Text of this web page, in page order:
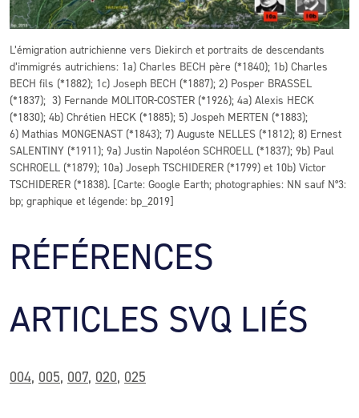
L’émigration autrichienne vers Diekirch et portraits de descendants
d’immigrés autrichiens: 1a) Charles BECH père (*1840); 1b) Charles
BECH fils (*1882); 1c) Joseph BECH (*1887); 2) Posper BRASSEL
(*1837); 3) Fernande MOLITOR-COSTER (*1926); 4a) Alexis HECK
(*1830); 4b) Chrétien HECK (*1885); 5) Jospeh MERTEN (*1883);
6) Mathias MONGENAST (*1843); 7) Auguste NELLES (*1812); 8) Ernest
SALENTINY (*1911); 9a) Justin Napoléon SCHROELL (*1837); 9b) Paul
SCHROELL (*1879); 10a) Joseph TSCHIDERER (*1799) et 10b) Victor
TSCHIDERER (*1838). [Carte: Google Earth; photographies: NN sauf N°3:
bp; graphique et légende: bp_2019]
RÉFÉRENCES
ARTICLES SVQ LIÉS
004, 005, 007, 020, 025